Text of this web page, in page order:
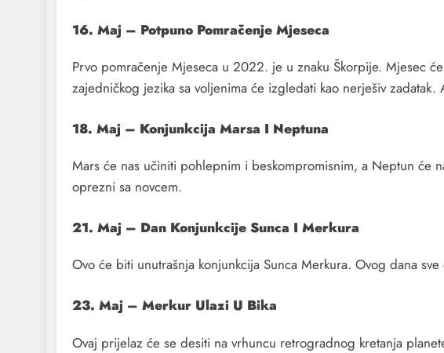
16. Maj – Potpuno Pomračenje Mjeseca
Prvo pomračenje Mjeseca u 2022. je u znaku Škorpije. Mjesec
zajedničkog jezika sa voljenima će izgledati kao nerješiv
18. Maj – Konjunkcija Marsa I Neptuna
Mars će nas učiniti pohlepnim i beskompromisnim, a Neptun će
oprezni sa novcem.
21. Maj – Dan Konjunkcije Sunca I Merkura
Ovo će biti unutrašnja konjunkcija Sunca Merkura. Ovog dana
23. Maj – Merkur Ulazi U Bika
Ovaj prijelaz će se desiti na vrhuncu retrogradnog kretanja